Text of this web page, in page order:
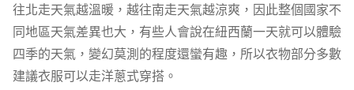
往北走天氣越溫暖，越往南走天氣越涼爽，因此整個國家不
同地區天氣差異也大，有些人會說在紐西蘭一天就可以體驗
四季的天氣，變幻莫測的程度還蠻有趣，所以衣物部分多數
建議衣服可以走洋蔥式穿搭。